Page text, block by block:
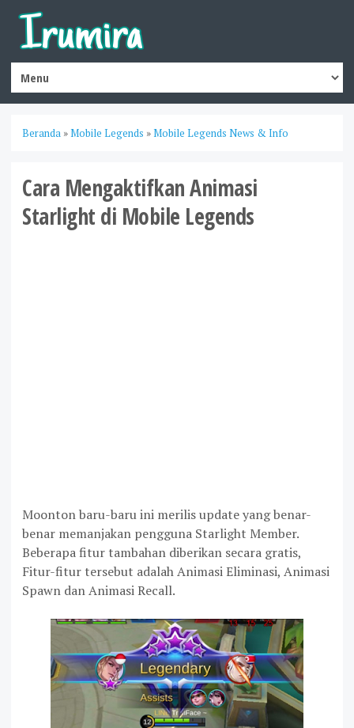
Beranda »Mobile Legends »Mobile Legends News & Info
Cara Mengaktifkan Animasi
Starlight di Mobile Legends
Moonton baru-baru ini merilis update yang benar-
benar memanjakan pengguna Starlight Member.
Beberapa fitur tambahan diberikan secara gratis,
Fitur-fitur tersebut adalah Animasi Eliminasi, Animasi
Spawn dan Animasi Recall.